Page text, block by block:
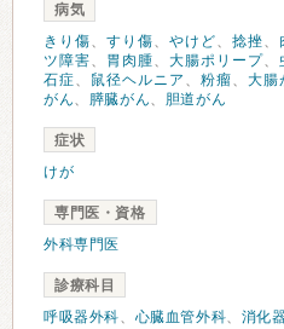
病気
きり傷、 すり傷、 やけど、 捻挫、
ツ障害、 胃肉腫、 大腸ポリープ、
石症、 鼠径ヘルニア 、 粉瘤、 大腸
がん、 膵臓がん、 胆道がん
症状
けが
専門医・資格
外科専門医
診療科目
呼吸器外科、 心臓血管外科、 消化